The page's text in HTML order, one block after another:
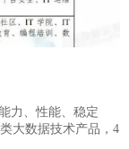
力、性能、稳定
大数据技术产品，4